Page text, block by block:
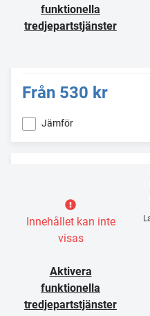
funktionella
tredjepartstjänster
Från 530 kr
Jämför
Innehållet kan inte
visas
Aktivera
funktionella
tredjepartstjänster